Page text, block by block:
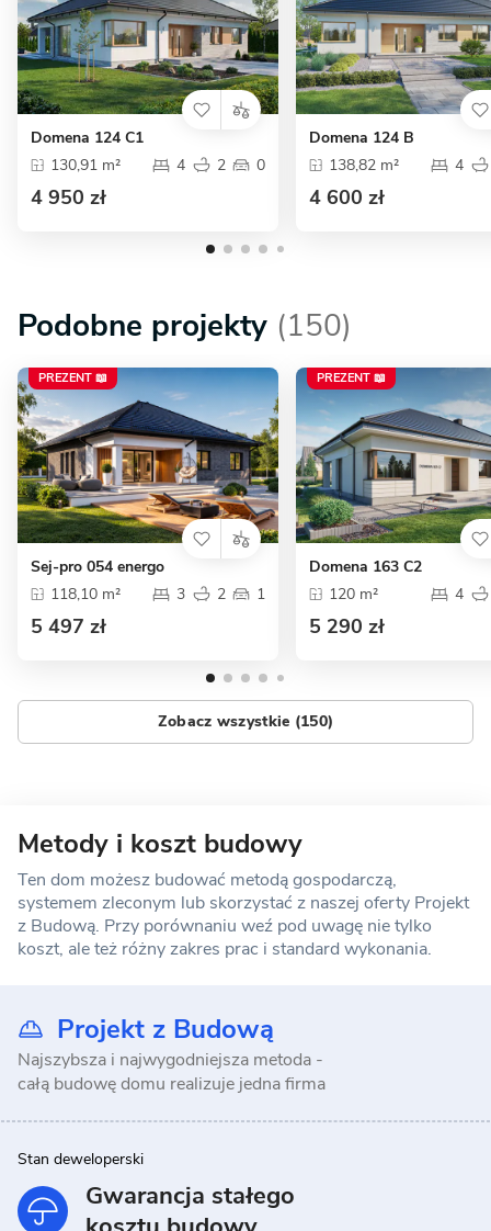
Domena 124 C1
130,91 m²
4 2 0
4 950 zł
Domena 124 B
138,82 m²
4
4 600 zł
Podobne projekty (150)
PREZENT 📖
Sej-pro 054 energo
118,10 m²
3 2 1
5 497 zł
PREZENT 📖
Domena 163 C2
120 m²
4
5 290 zł
Zobacz wszystkie (150)
Metody i koszt budowy
Ten dom możesz budować metodą gospodarczą,
systemem zleconym lub skorzystać z naszej oferty Projekt
z Budową. Przy porównaniu weź pod uwagę nie tylko
koszt, ale też różny zakres prac i standard wykonania.
Projekt z Budową
Najszybsza i najwygodniejsza metoda -
całą budowę domu realizuje jedna firma
Stan deweloperski
Gwarancja stałego